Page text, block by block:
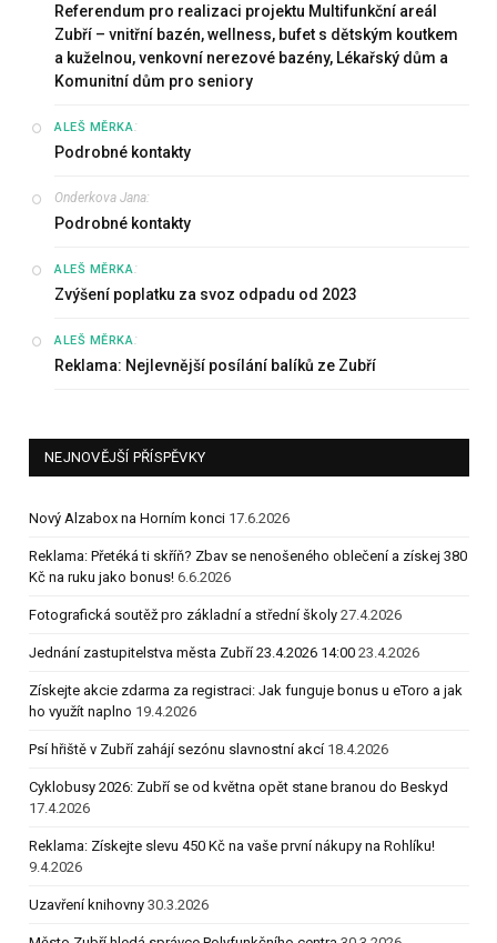
Referendum pro realizaci projektu Multifunkční areál
Zubří – vnitřní bazén, wellness, bufet s dětským koutkem
a kuželnou, venkovní nerezové bazény, Lékařský dům a
Komunitní dům pro seniory
ALEŠ MĚRKA:
Podrobné kontakty
Onderkova Jana:
Podrobné kontakty
ALEŠ MĚRKA:
Zvýšení poplatku za svoz odpadu od 2023
ALEŠ MĚRKA:
Reklama: Nejlevnější posílání balíků ze Zubří
NEJNOVĚJŠÍ PŘÍSPĚVKY
Nový Alzabox na Horním konci 17.6.2026
Reklama: Přetéká ti skříň? Zbav se nenošeného oblečení a získej 380
Kč na ruku jako bonus! 6.6.2026
Fotografická soutěž pro základní a střední školy 27.4.2026
Jednání zastupitelstva města Zubří 23.4.2026 14:00 23.4.2026
Získejte akcie zdarma za registraci: Jak funguje bonus u eToro a jak
ho využít naplno 19.4.2026
Psí hřiště v Zubří zahájí sezónu slavnostní akcí 18.4.2026
Cyklobusy 2026: Zubří se od května opět stane branou do Beskyd
17.4.2026
Reklama: Získejte slevu 450 Kč na vaše první nákupy na Rohlíku!
9.4.2026
Uzavření knihovny 30.3.2026